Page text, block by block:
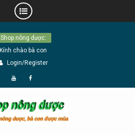
Shop nông dược:
Kính chào bà con
Login/Register
Đăng
YouTube
Page